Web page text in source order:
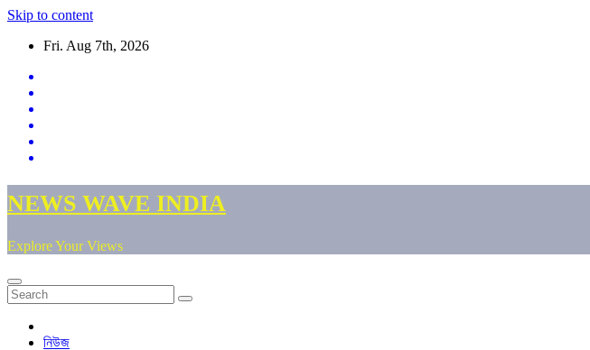
Skip to content
Fri. Aug 7th, 2026
NEWS WAVE INDIA
Explore Your Views
নিউজ